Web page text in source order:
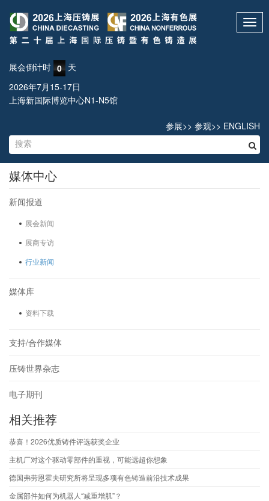
展会倒计时 0 天
2026年7月15-17日
上海新国际博览中心N1-N5馆
参展>> 参观>> ENGLISH
媒体中心
新闻报道
展会新闻
展商专访
行业新闻
媒体库
资料下载
支持/合作媒体
压铸世界杂志
电子期刊
相关推荐
恭喜！2026优质铸件评选获奖企业
主机厂对这个驱动零部件的重视，可能远超你想象
德国弗劳恩霍夫研究所将呈现多项有色铸造前沿技术成果
金属部件如何为机器人“减重增肌”？